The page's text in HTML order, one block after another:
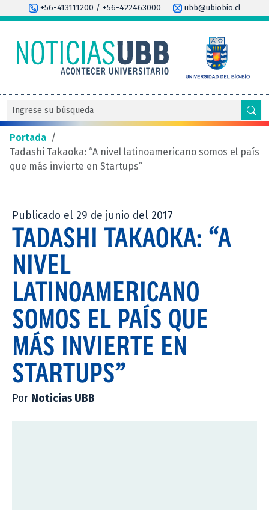
+56-413111200 / +56-422463000 ubb@ubiobio.cl
Portada /
Tadashi Takaoka: “A nivel latinoamericano somos el país
que más invierte en Startups”
Publicado el 29 de junio del 2017
TADASHI TAKAOKA: “A
NIVEL
LATINOAMERICANO
SOMOS EL PAÍS QUE
MÁS INVIERTE EN
STARTUPS”
Por Noticias UBB